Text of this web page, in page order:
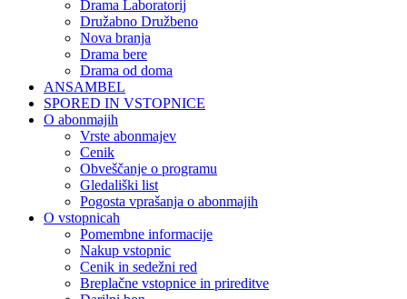
Drama Laboratorij
Družabno Družbeno
Nova branja
Drama bere
Drama od doma
ANSAMBEL
SPORED IN VSTOPNICE
O abonmajih
Vrste abonmajev
Cenik
Obveščanje o programu
Gledališki list
Pogosta vprašanja o abonmajih
O vstopnicah
Pomembne informacije
Nakup vstopnic
Cenik in sedežni red
Breplačne vstopnice in prireditve